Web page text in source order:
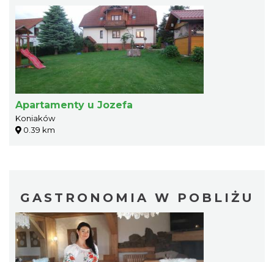
Apartamenty u Jozefa
Koniaków
0.39 km
GASTRONOMIA W POBLIŻU